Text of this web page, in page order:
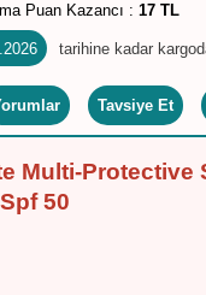
Puan Kazancı : 17 TL
tarihine kadar
Tavsiye Et
Multi-Protective
50